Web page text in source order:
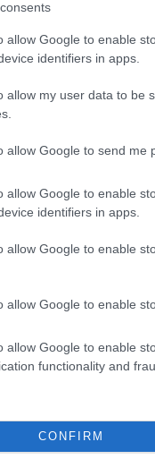
allow Google to enable
identifiers in apps.
allow my user data to be
allow Google to send me
allow Google to enable
identifiers in apps.
allow Google to enable
allow Google to enable
allow Google to enable
functionality and
CONFIRM
αίγλη, να
, οι
για
την